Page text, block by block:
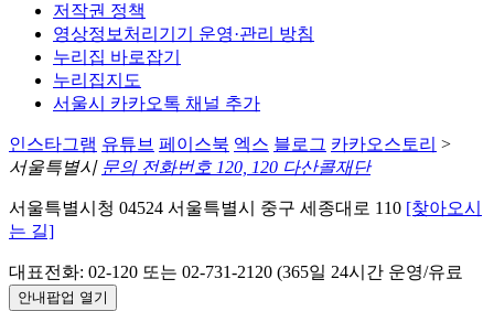
저작권 정책
영상정보처리기기 운영·관리 방침
누리집 바로잡기
누리집지도
서울시 카카오톡 채널 추가
인스타그램 유튜브 페이스북 엑스 블로그 카카오스토리 >
서울특별시 문의 전화번호 120, 120 다산콜재단
서울특별시청 04524 서울특별시 중구 세종대로 110 [찾아오시
는 길]
대표전화: 02-120 또는 02-731-2120 (365일 24시간 운영/유료
안내팝업 열기